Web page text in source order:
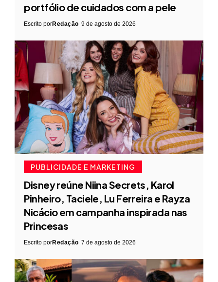
portfólio de cuidados com a pele
Escrito porRedação 9 de agosto de 2026
PUBLICIDADE E MARKETING
Disney reúne Niina Secrets, Karol
Pinheiro, Taciele, Lu Ferreira e Rayza
Nicácio em campanha inspirada nas
Princesas
Escrito porRedação 7 de agosto de 2026